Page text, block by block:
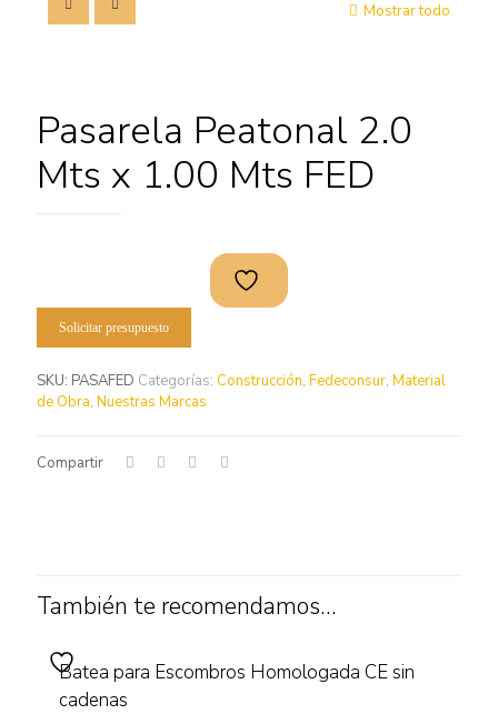
Mostrar todo
Pasarela Peatonal 2.0
Mts x 1.00 Mts FED
Solicitar presupuesto
SKU: PASAFED Categorías: Construcción, Fedeconsur, Material
de Obra, Nuestras Marcas
Compartir
También te recomendamos…
Batea para Escombros Homologada CE sin
cadenas